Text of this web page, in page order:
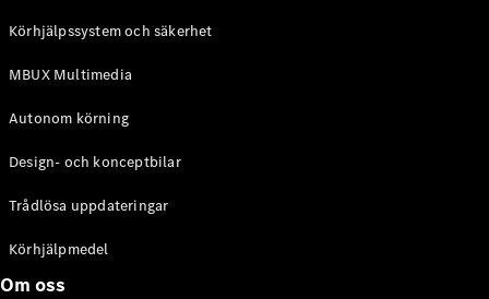
CLE
Mercedes-
Roadster
Maybach SL
Monogram
Series
Körhjälpssystem och säkerhet
MBUX Multimedia
Autonom körning
Design- och konceptbilar
Trådlösa uppdateringar
Körhjälpmedel
Om oss